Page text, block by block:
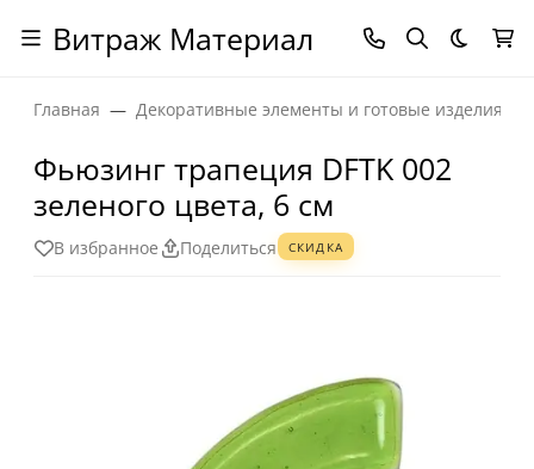
Витраж Материал Темная
Главная Декоративные элементы и готовые изделия
Фьюзинг трапеция DFTK 002
зеленого цвета, 6 см
В избранное Поделиться СКИДКА